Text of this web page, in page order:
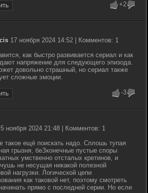
+2
17 ноября 2024 14:52 | Комментов: 1
как быстро развивается сериал и как
напряжение для следующего эпизода.
довольно страшный, но сериал также
сложные эмоции.
-3
ноября 2024 21:48 | Комментов: 1
такое ещё поискать надо. Сплошь тупая
грызня, беЗконечные пустые споры
умственно отсталых кретинов, и
не несущая никакой полезной
нагрузки. Логической цепи
как таковой нет, поэтому смотреть
прямо с последней серии. Но если